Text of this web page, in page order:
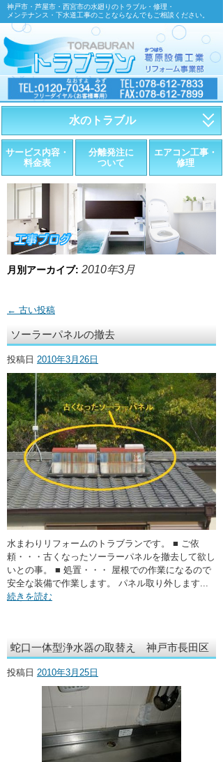
神戸市・芦屋市・西宮市の水廻りのトラブル・修理・
メンテナンス・下水道工事のことならなんでもご相談ください。
水のトラブル
・トイレが詰まったら
・トイレが漏れたら
・水道管が漏れたら
・排水が詰まったら
・ここに水栓がほしい
・水廻りメンテナンス
サービス内容・
料金表
分離発注に
ついて
エアコン工事・
修理
月別アーカイブ: 2010年3月
← 古い投稿
ソーラーパネルの撤去
投稿日 2010年3月26日
水まわりリフォームのトラブランです。 ■ ご依
頼・・・古くなったソーラーパネルを撤去して欲し
いとの事。 ■ 処置・・・ 屋根での作業になるので
安全な装備で作業します。 パネル取り外します...
続きを読む
蛇口一体型浄水器の取替え 神戸市長田区
投稿日 2010年3月25日